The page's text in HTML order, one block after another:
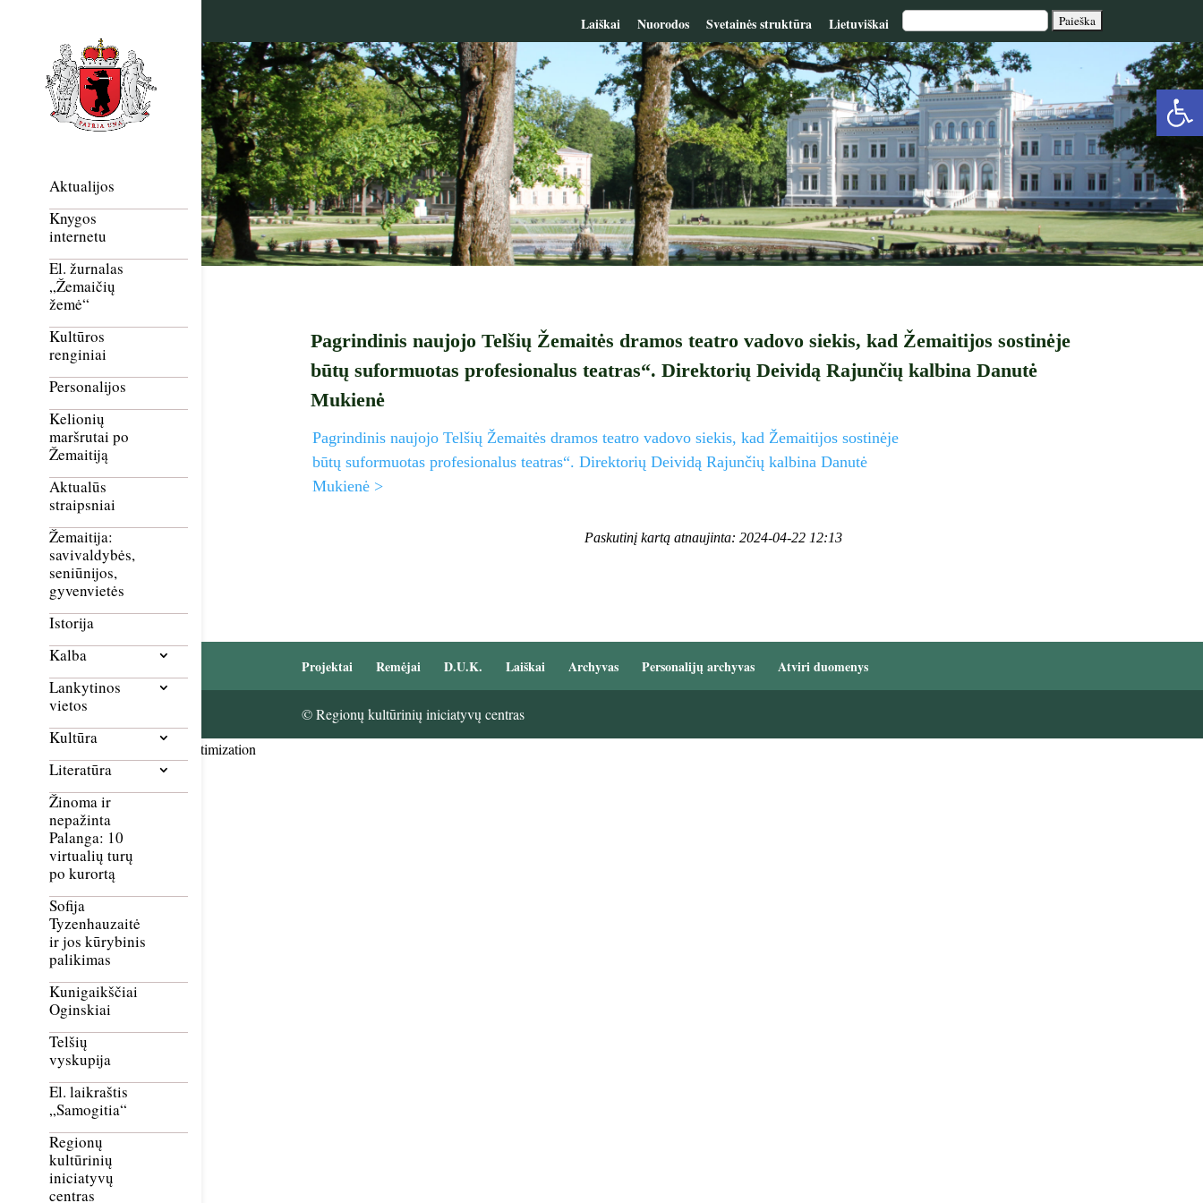
Laiškai Nuorodos Svetainės struktūra Lietuviškai
Aktualijos
Knygos
internetu
El. žurnalas
„Žemaičių
žemė“
Kultūros
renginiai
Personalijos
Kelionių
maršrutai po
Žemaitiją
Aktualūs
straipsniai
Žemaitija:
savivaldybės,
seniūnijos,
gyvenvietės
Istorija
Kalba
Lankytinos
vietos
Kultūra
Literatūra
Žinoma ir
nepažinta
Palanga: 10
virtualių turų
po kurortą
Sofija
Tyzenhauzaitė
ir jos kūrybinis
palikimas
Kunigaikščiai
Oginskiai
Telšių
vyskupija
El. laikraštis
„Samogitia“
Regionų
kultūrinių
iniciatyvų
centras
Pagrindinis naujojo Telšių Žemaitės dramos teatro vadovo siekis, kad Žemaitijos sostinėje
būtų suformuotas profesionalus teatras“. Direktorių Deividą Rajunčių kalbina Danutė
Mukienė
Pagrindinis naujojo Telšių Žemaitės dramos teatro vadovo siekis, kad Žemaitijos sostinėje
būtų suformuotas profesionalus teatras“. Direktorių Deividą Rajunčių kalbina Danutė
Mukienė >
Paskutinį kartą atnaujinta: 2024-04-22 12:13
Projektai Remėjai D.U.K. Laiškai Archyvas Personalijų archyvas Atviri duomenys
© Regionų kultūrinių iniciatyvų centras
Smush Image Compression and Optimization